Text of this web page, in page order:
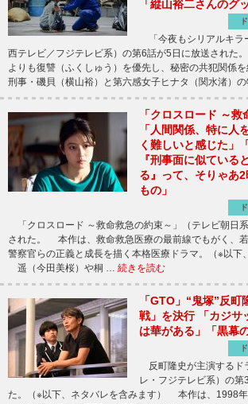
「縦山裕二さんのグ
「今夜もシリアルキラ
西テレビ／フジテレビ系）の第6話が5日に放送され
よりも復讐（ふくしゅう）を優先し、秘密の共犯関係
刑事・磯貝（横山裕）と第六感女子ヒナタ（関水渚）
「クロスロード ～救
「人間関係、特に人
く難しいと感じた」
『刑事面に似ている
る』って、そりゃあ
もの」
「クロスロード ～救命救急の約束～」（テレビ朝日
された。 本作は、救命救急医療の最前線でもがく、若
警察官らの正義と成長を描く本格医療ドラマ。（※以下
遥（今田美桜）や桐 … 続きを読む
「GTO」“鬼塚”反
戦」を決行 「カジサ
は華がある」「黒幕
反町隆史が主演するド
レ・フジテレビ系）の
た。（※以下、ネタバレを含みます） 本作は、1998